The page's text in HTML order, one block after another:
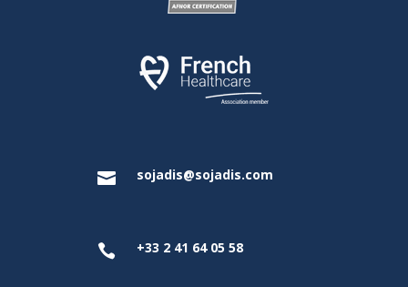
 sojadis@sojadis.com
 +33 2 41 64 05 58